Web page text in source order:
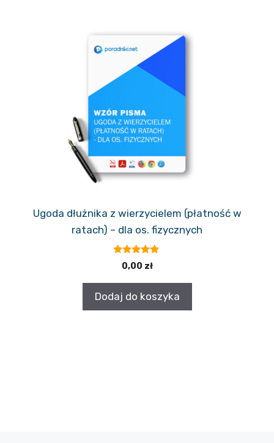
Ugoda dłużnika z wierzycielem (płatność w
ratach) – dla os. fizycznych
5.00
z 5
0,00 zł
Dodaj do koszyka